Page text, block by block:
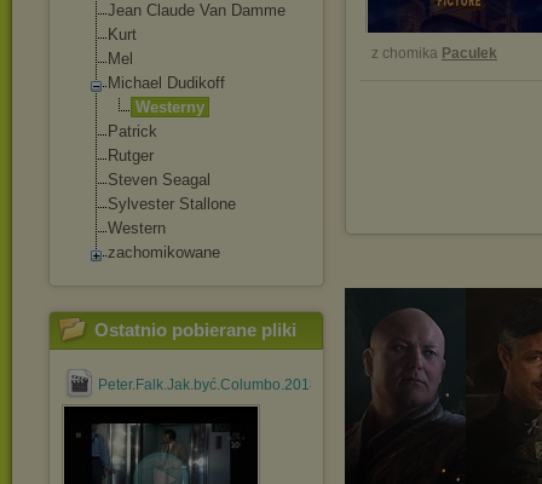
Jean Claude Van Damme
Kurt
Mel
Michael Dudikoff
Westerny
Patrick
Rutger
Steven Seagal
Sylvester Stallone
Western
zachomikowane
Ostatnio pobierane pliki
Peter.Falk.Jak.być.Columbo.2018.PL.DVBTRIP.HVC1.DD+2.0....mkv
z chomika Paculek